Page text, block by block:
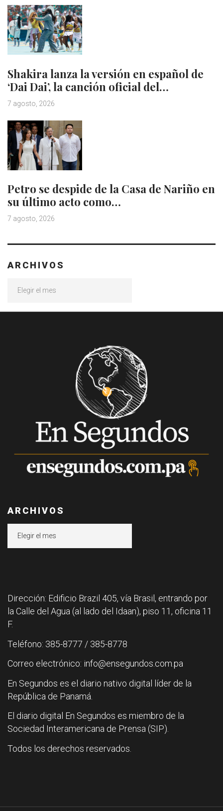
Shakira lanza la versión en español de
‘Dai Dai’, la canción oficial del…
7 agosto, 2026
Petro se despide de la Casa de Nariño en
su último acto como…
7 agosto, 2026
ARCHIVOS
ARCHIVOS
Dirección: Edificio Brazil 405, vía Brasil, entrando por
la Calle del Agua (al lado del Idaan), piso 11, oficina 11
F.
Teléfono: 385-8777 / 385-8778
Correo electrónico: info@ensegundos.com.pa
En Segundos es el diario nativo digital líder de la
República de Panamá.
El diario digital En Segundos es miembro de la
Sociedad Interamericana de Prensa (SIP).
Todos los derechos reservados.